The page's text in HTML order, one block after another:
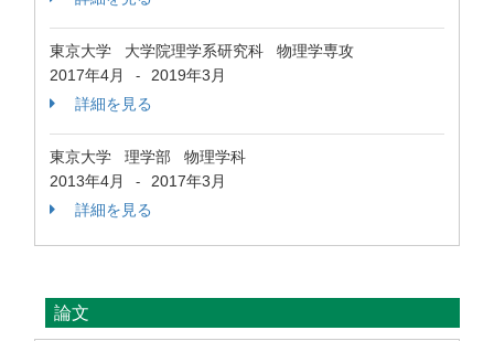
東京大学 大学院理学系研究科 物理学専攻
2017年4月
-
2019年3月
詳細を見る
東京大学 理学部 物理学科
2013年4月
-
2017年3月
詳細を見る
論文